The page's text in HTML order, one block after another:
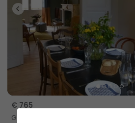
€ 765
Gedeelde woning met privé douche